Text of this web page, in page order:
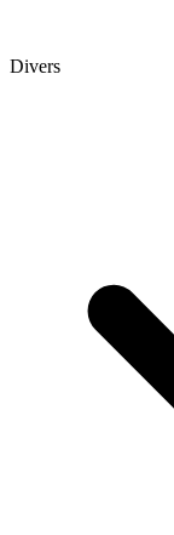
Divers